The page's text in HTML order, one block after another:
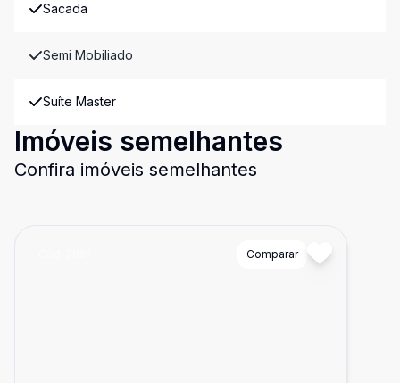
Sacada
Semi Mobiliado
Suíte Master
Imóveis semelhantes
Confira imóveis semelhantes
Comparar